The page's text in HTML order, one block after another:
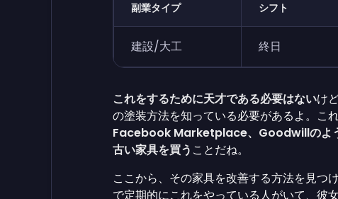
副業タイプ シフト
建設/大工 終日
これをするために天才である必要はないけ
の塗装方法を知っている必要があるよ。こ
Facebook Marketplace、Goodwillのよ
古い家具を買う ことだね。
ここから、その家具を改善する方法を見つ
で定期的にこれをやっている人がいて、彼